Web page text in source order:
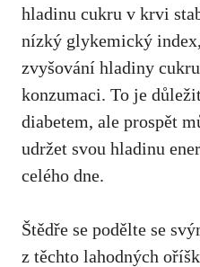
hladinu cukru v krvi‌
nízký ​glykemický
zvyšování hladiny
konzumaci. ​To je
diabetem, ​ale⁢ prospět
udržet svou hladinu
celého ⁢dne.
Štědře se podělte⁣ se‌
z těchto lahodných